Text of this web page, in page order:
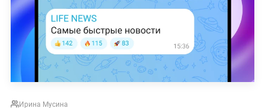
Ирина Мусина